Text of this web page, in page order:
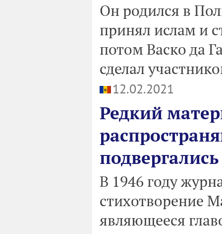
Он родился в
принял ислам и
потом Васко да
сделал
12.02.2021
Редкий
В 1946 году
стихотворение
являющееся